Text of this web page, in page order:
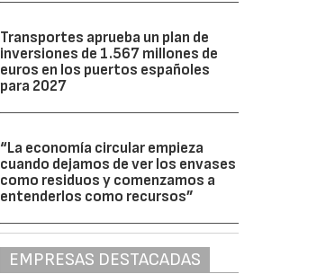
Transportes aprueba un plan de
inversiones de 1.567 millones de
euros en los puertos españoles
para 2027
“La economía circular empieza
cuando dejamos de ver los envases
como residuos y comenzamos a
entenderlos como recursos”
EMPRESAS DESTACADAS